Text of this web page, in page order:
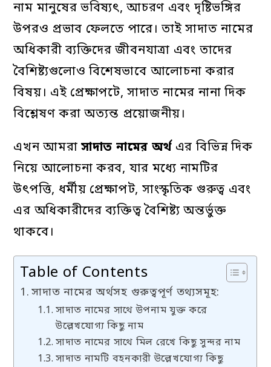
নাম মানুষের ভবিষ্যৎ, আচরণ এবং দৃষ্টিভঙ্গির
উপরও প্রভাব ফেলতে পারে। তাই সাদাত নামের
অধিকারী ব্যক্তিদের জীবনযাত্রা এবং তাদের
বৈশিষ্ট্যগুলোও বিশেষভাবে আলোচনা করার
বিষয়। এই প্রেক্ষাপটে, সাদাত নামের নানা দিক
বিশ্লেষণ করা অত্যন্ত প্রয়োজনীয়।
এখন আমরাসাদাত নামের অর্থ এর বিভিন্ন দিক
নিয়ে আলোচনা করব, যার মধ্যে নামটির
উৎপত্তি, ধর্মীয় প্রেক্ষাপট, সাংস্কৃতিক গুরুত্ব এবং
এর অধিকারীদের ব্যক্তিত্ব বৈশিষ্ট্য অন্তর্ভুক্ত
থাকবে।
Table of Contents
সাদাত নামের অর্থসহ গুরুত্বপূর্ণ তথ্যসমূহ:
সাদাত নামের সাথে উপনাম যুক্ত করে
উল্লেখযোগ্য কিছু নাম
সাদাত নামের সাথে মিল রেখে কিছু সুন্দর নাম
সাদাত নামটি বহনকারী উল্লেখযোগ্য কিছু